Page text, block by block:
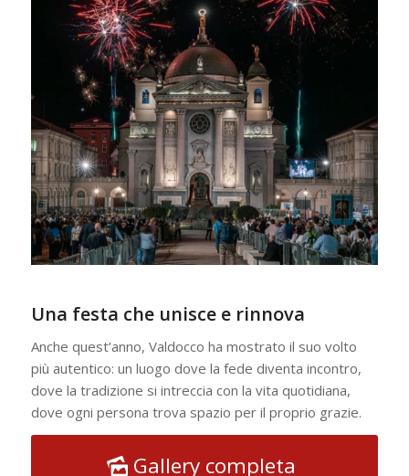
Una festa che unisce e rinnova
Anche quest’anno, Valdocco ha mostrato il suo volto
più autentico: un luogo dove la fede diventa incontro,
dove la tradizione si intreccia con la vita quotidiana,
dove ogni persona trova spazio per il proprio grazie.
Gallery completa